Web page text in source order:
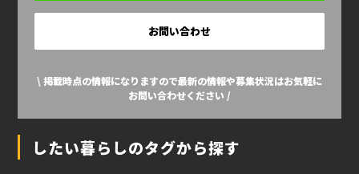
お問い合わせ
\ 掲載時点の情報になりますので最新の情報や募集状況はお気軽に
お問い合わせください /
したい暮らしのタグから探す